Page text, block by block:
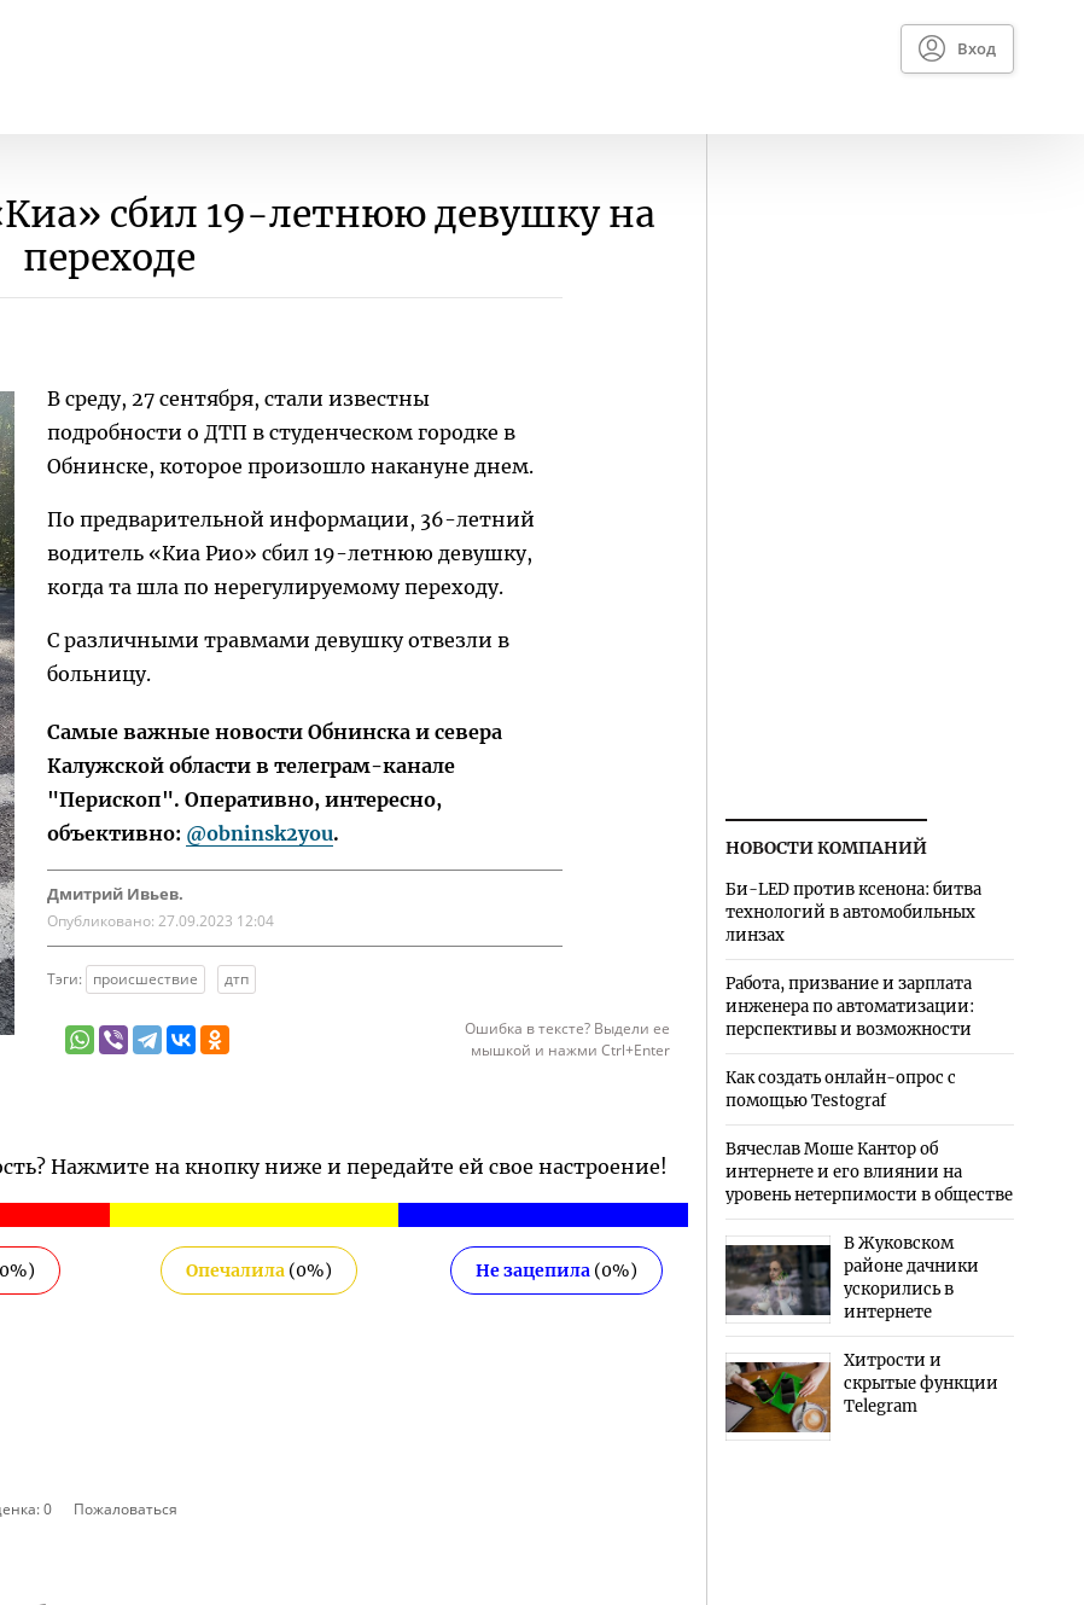
Вход
сбил 19-летнюю девушку на
переходе
В среду, 27 сентября, стали известны
подробности о ДТП в студенческом городке в
Обнинске, которое произошло накануне днем.
По предварительной информации, 36-летний
водитель «Киа Рио» сбил 19-летнюю девушку,
когда та шла по нерегулируемому переходу.
С различными травмами девушку отвезли в
больницу.
Самые важные новости Обнинска и севера
Калужской области в телеграм-канале
"Перископ". Оперативно, интересно,
объективно: @obninsk2you.
Дмитрий Ивьев.
Опубликовано: 27.09.2023 12:04
Тэги: происшествие дтп
Ошибка в тексте? Выдели ее
мышкой и нажми Ctrl+Enter
Нажмите на кнопку ниже и передайте ей свое настроение!
0%) Опечалила(0%) Не зацепила (0%)
0 Пожаловаться
НОВОСТИ КОМПАНИЙ
Би-LED против ксенона: битва
технологий в автомобильных
линзах
Работа, призвание и зарплата
инженера по автоматизации:
перспективы и возможности
Как создать онлайн-опрос с
помощью Testograf
Вячеслав Моше Кантор об
интернете и его влиянии на
уровень нетерпимости в обществе
В Жуковском
районе дачники
ускорились в
интернете
Хитрости и
скрытые функции
Telegram